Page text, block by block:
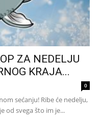
ZA NEDELJU
KRAJA...
0
sećanju! Ribe će nedelju,
od svega što im je...